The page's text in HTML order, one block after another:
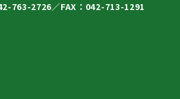
763-2726／FAX：042-713-1291